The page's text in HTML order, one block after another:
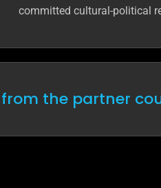
committed cultural-political
the partner